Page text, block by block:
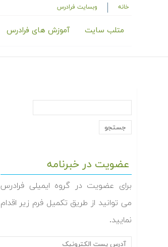
خانه وبسایت فرادرس
متلب سایت آموزش های فرادرس
عضویت در خبرنامه
برای عضویت در گروه ایمیلی فرادرس
می توانید از طریق تکمیل فرم زیر اقدام
نمایید.